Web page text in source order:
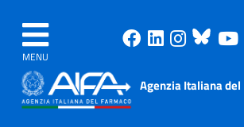
MENU
Facebook
Linkedin
Agenzia Italiana